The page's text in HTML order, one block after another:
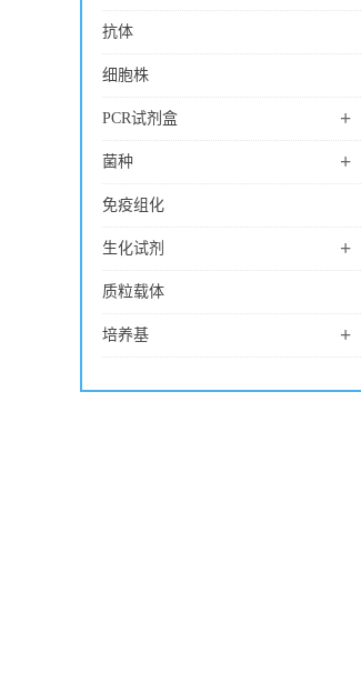
抗体
细胞株
PCR试剂盒 +
菌种 +
免疫组化
生化试剂 +
质粒载体
培养基 +